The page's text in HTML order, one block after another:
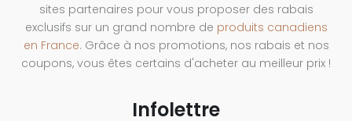
sites partenaires pour vous proposer des rabais
exclusifs sur un grand nombre de produits canadiens
en France. Grâce à nos promotions, nos rabais et nos
coupons, vous êtes certains d'acheter au meilleur prix !
Infolettre